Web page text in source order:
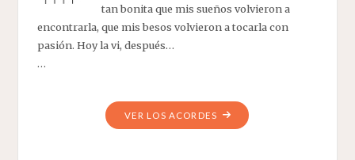
tan bonita que mis sueños volvieron a
encontrarla, que mis besos volvieron a tocarla con
pasión. Hoy la vi, después…
…
VER LOS ACORDES"HOY
LA